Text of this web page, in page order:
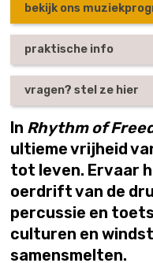
In Rhythm of
ultieme vrijheid
tot leven. Ervaar
oerdrift van de
percussie en
culturen en
samensmelten.
bekijk ons
praktische info
vragen? stel ze hier